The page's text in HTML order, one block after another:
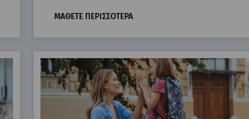
ΜΑΘΕΤΕ ΠΕΡΙΣΣΟΤΕΡΑ